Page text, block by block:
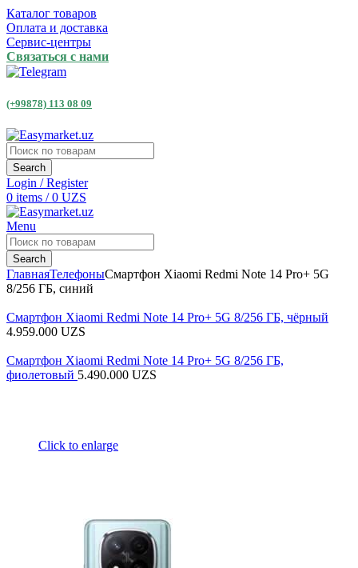
Каталог товаров
Оплата и доставка
Сервис-центры
Связаться с нами
(+99878) 113 08 09
Search
Login / Register
0 items / 0 UZS
Menu
Search
ГлавнаяТелефоныСмартфон Xiaomi Redmi Note 14 Pro+ 5G
8/256 ГБ, синий
Смартфон Xiaomi Redmi Note 14 Pro+ 5G 8/256 ГБ, чёрный
4.959.000 UZS
Смартфон Xiaomi Redmi Note 14 Pro+ 5G 8/256 ГБ,
фиолетовый 5.490.000 UZS
Click to enlarge